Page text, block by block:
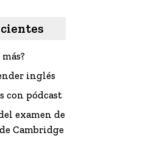
inglés
con pódcast
examen de
Cambridge